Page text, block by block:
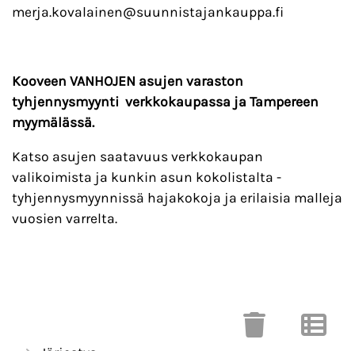
merja.kovalainen@suunnistajankauppa.fi
Kooveen VANHOJEN asujen varaston
tyhjennysmyynti verkkokaupassa ja Tampereen
myymälässä.
Katso asujen saatavuus verkkokaupan
valikoimista ja kunkin asun kokolistalta -
tyhjennysmyynnissä hajakokoja ja erilaisia malleja
vuosien varrelta.